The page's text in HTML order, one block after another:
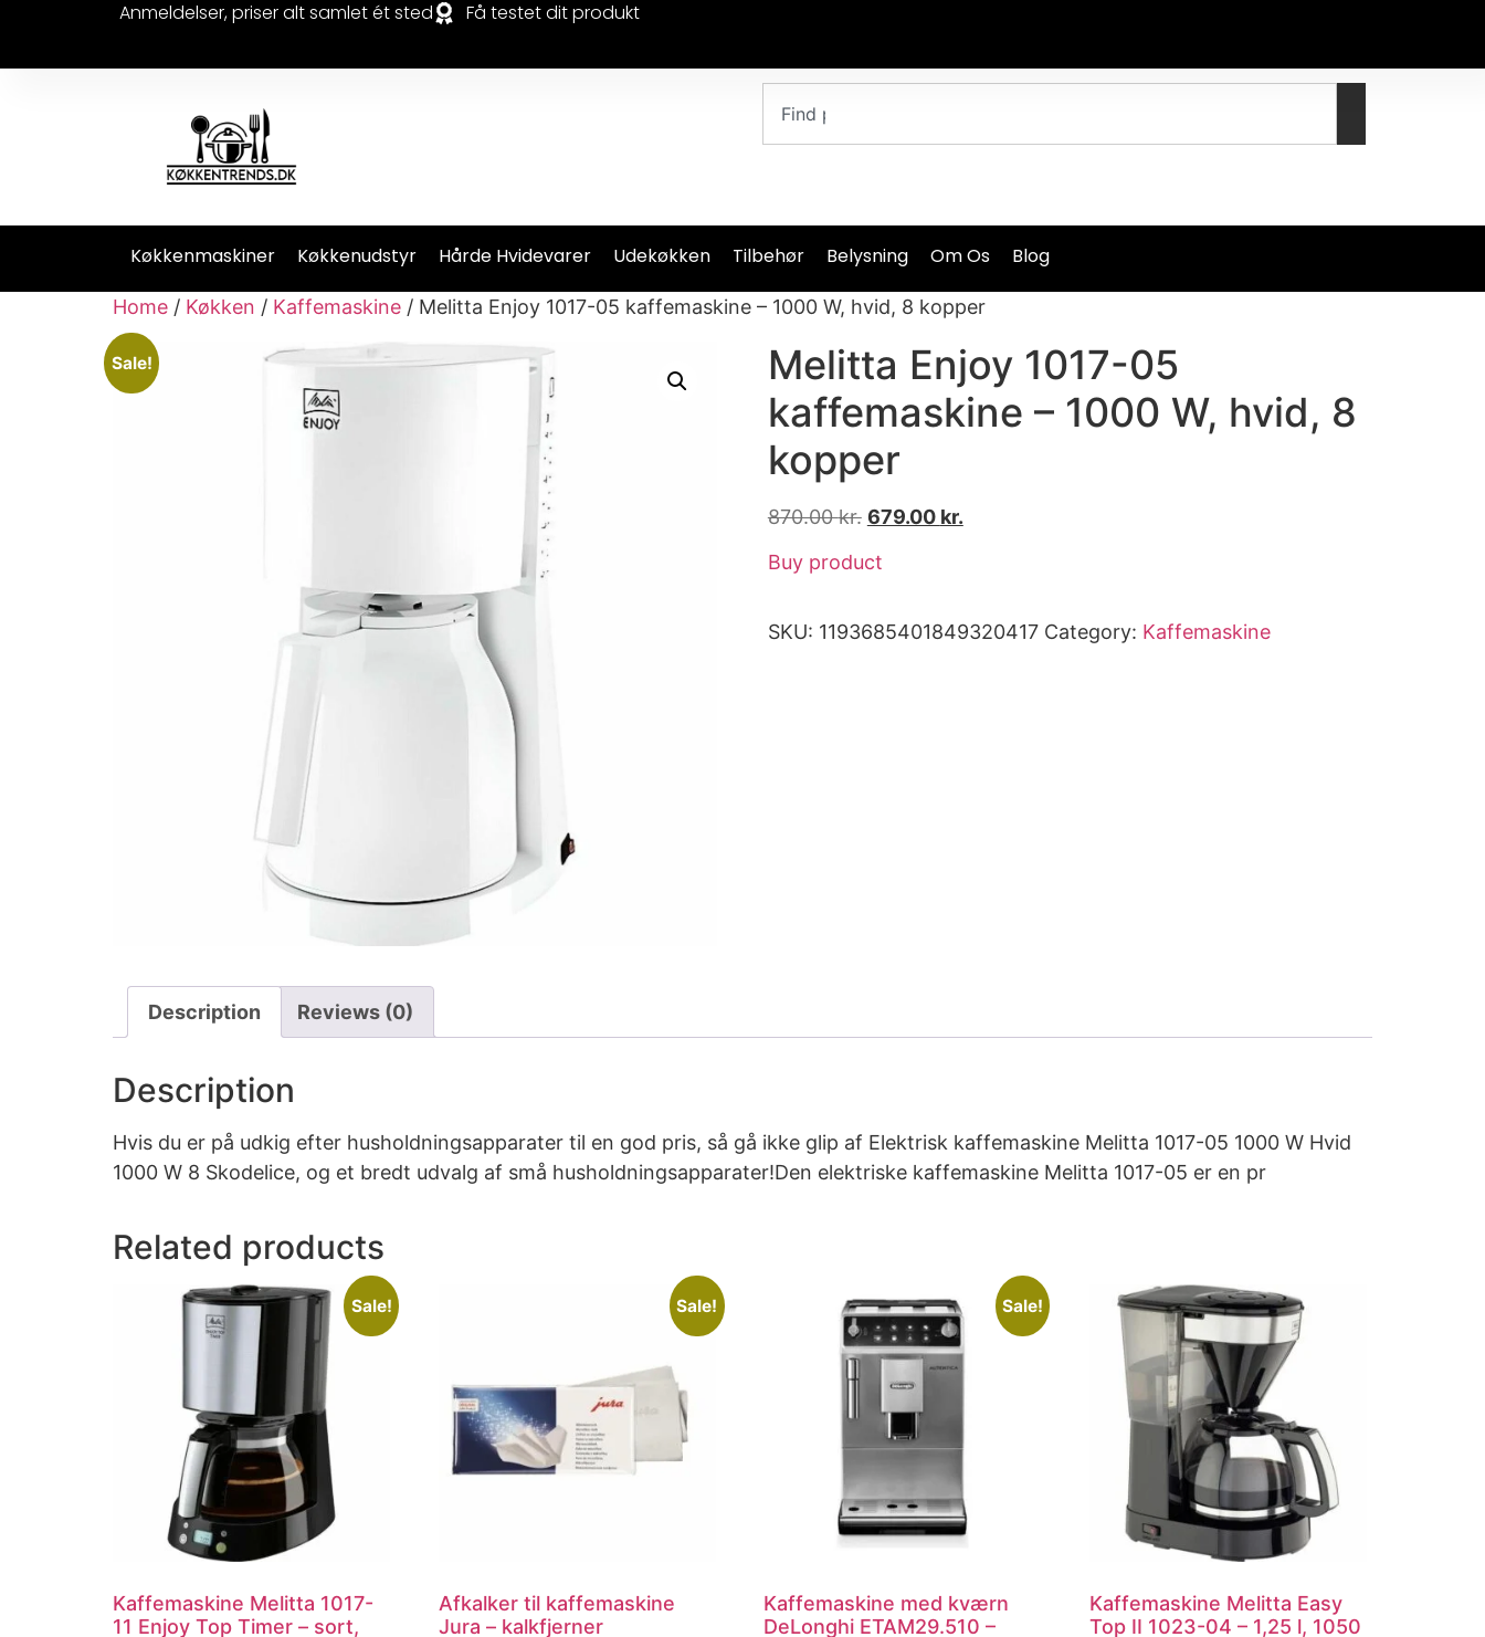
Anmeldelser, priser alt samlet ét sted Få testet dit produkt
Køkkenmaskiner Køkkenudstyr Hårde Hvidevarer Udekøkken Tilbehør Belysning Om Os Blog
Home / Køkken / Kaffemaskine / Melitta Enjoy 1017-05 kaffemaskine – 1000 W, hvid, 8 kopper
Sale!
Melitta Enjoy 1017-05
kaffemaskine – 1000 W, hvid, 8
kopper
870.00kr. 679.00 kr.
Buy product
SKU: 1193685401849320417 Category: Kaffemaskine
Description Reviews (0)
Description
Hvis du er på udkig efter husholdningsapparater til en god pris, så gå ikke glip af Elektrisk kaffemaskine Melitta 1017-05 1000 W Hvid
1000 W 8 Skodelice, og et bredt udvalg af små husholdningsapparater!Den elektriske kaffemaskine Melitta 1017-05 er en pr
Related products
Sale!
Kaffemaskine Melitta 1017-
11 Enjoy Top Timer – sort,
Sale!
Afkalker til kaffemaskine
Jura – kalkfjerner
Sale!
Kaffemaskine med kværn
DeLonghi ETAM29.510 –
Kaffemaskine Melitta Easy
Top II 1023-04 – 1,25 l, 1050